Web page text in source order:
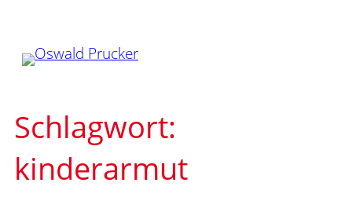
springen
Schlagwort:
kinderarmut